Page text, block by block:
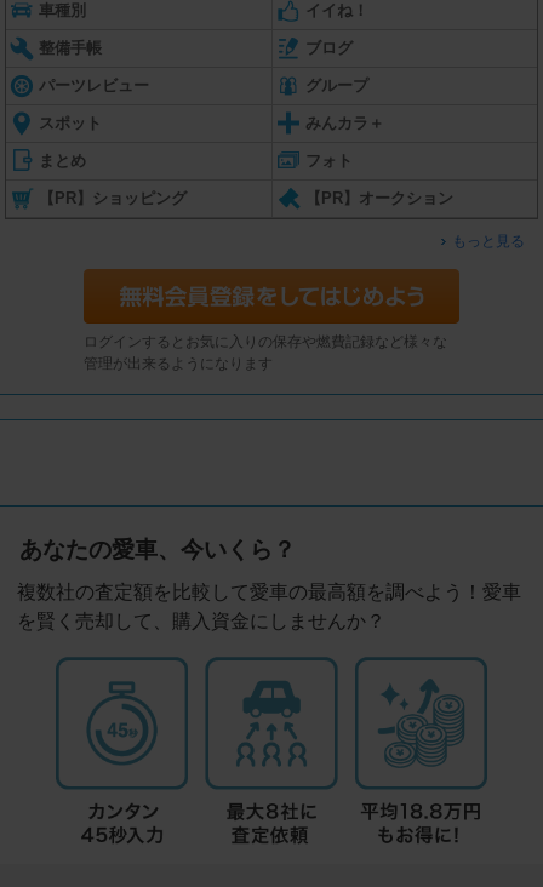
車種別 イイね！
整備手帳 ブログ
パーツレビュー グループ
スポット みんカラ＋
まとめ フォト
【PR】ショッピング 【PR】オークション
もっと見る
ログインするとお気に入りの保存や燃費記録など様々な
管理が出来るようになります
あなたの愛車、今いくら？
複数社の査定額を比較して愛車の最高額を調べよう！愛車
を賢く売却して、購入資金にしませんか？